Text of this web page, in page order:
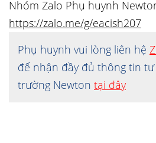
Nhóm Zalo Phụ huynh
https://zalo.me/g/eacish207
Phụ huynh vui lòng liên hệ
để nhận đầy đủ thông tin
trường Newton tại đây